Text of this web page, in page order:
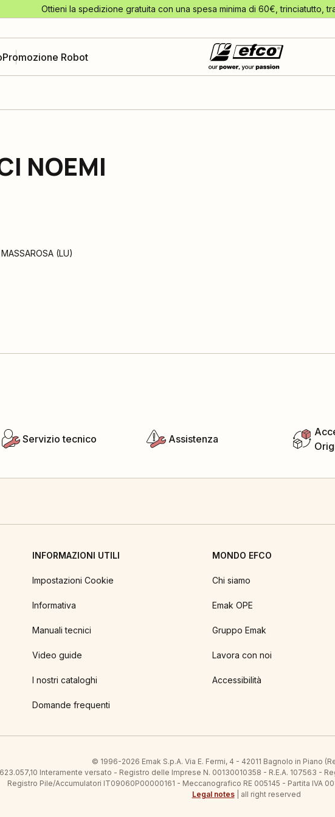
Ottieni la spedizione gratuita con una spesa minima di 60€, trinciatutto,
Promozione Robot
NOEMI
MASSAROSA (LU)
Servizio tecnico Assistenza
INFORMAZIONI UTILI
Impostazioni Cookie
Informativa
Manuali tecnici
Video guide
I nostri cataloghi
Domande frequenti
MONDO EFCO
Chi siamo
Emak OPE
Gruppo Emak
Lavora con noi
Accessibilità
© 1996-2026 Emak S.p.A. Via E. Fermi, 4 - 42011 Bagnolo in Piano
Interamente versato - Registro delle Imprese N. 00130010358 - R.E.A. 107563 -
Registro Pile/Accumulatori IT09060P00000161 - Meccanografico RE 005145 - Partita IVA
Legal notes| all right reserved